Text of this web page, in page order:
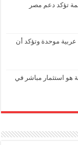
تؤكد دعم مصر
عربية موحدة وتؤكد أن
هو استثمار مباشر في